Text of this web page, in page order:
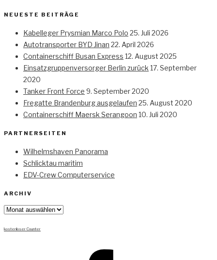
NEUESTE BEITRÄGE
Kabelleger Prysmian Marco Polo 25. Juli 2026
Autotransporter BYD Jinan 22. April 2026
Containerschiff Busan Express 12. August 2025
Einsatzgruppenversorger Berlin zurück 17. September
2020
Tanker Front Force 9. September 2020
Fregatte Brandenburg ausgelaufen 25. August 2020
Containerschiff Maersk Serangoon 10. Juli 2020
PARTNERSEITEN
Wilhelmshaven Panorama
Schlicktau maritim
EDV-Crew Computerservice
ARCHIV
Archiv
kostenloser Counter